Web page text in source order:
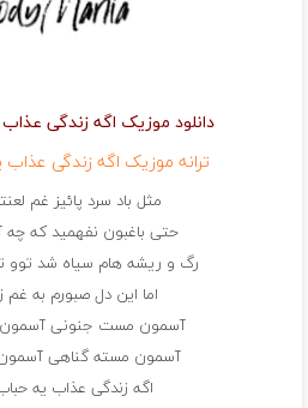
دانلود موزیک اگه زندگی
ترانه موزیک اگه زندگی
مثل باد سرد پائیز غم
حتی باغبون نفهمید که چه
رگ و ریشه هام سیاه شد توو
اما این دل صبورم به غم
آسمون مست جنونی
آسمون مسته گناهی
اگه زندگی عذاب یه